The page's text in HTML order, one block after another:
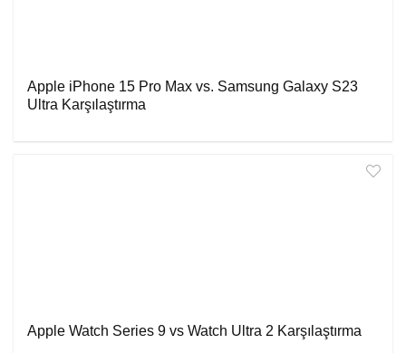
Apple iPhone 15 Pro Max vs. Samsung Galaxy S23
Ultra Karşılaştırma
Apple Watch Series 9 vs Watch Ultra 2 Karşılaştırma